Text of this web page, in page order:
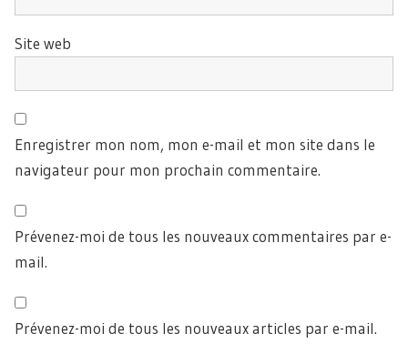
Site web
Enregistrer mon nom, mon e-mail et mon site dans le
navigateur pour mon prochain commentaire.
Prévenez-moi de tous les nouveaux commentaires par e-
mail.
Prévenez-moi de tous les nouveaux articles par e-mail.